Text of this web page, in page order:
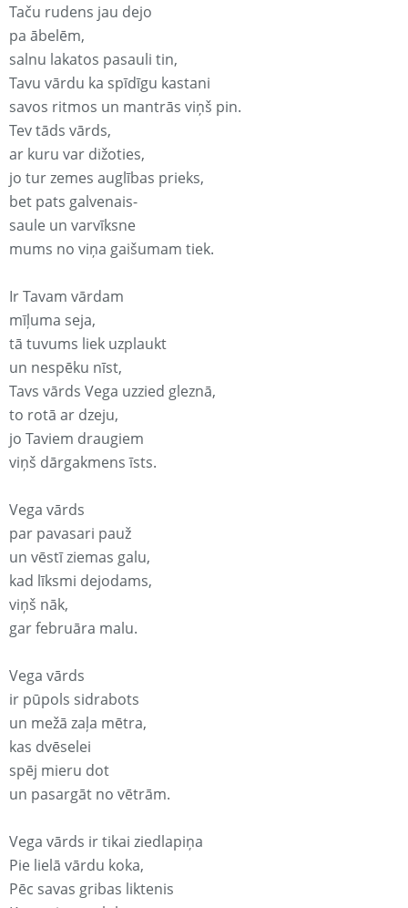
Taču rudens jau dejo
pa ābelēm,
salnu lakatos pasauli tin,
Tavu vārdu ka spīdīgu kastani
savos ritmos un mantrās viņš pin.
Tev tāds vārds,
ar kuru var dižoties,
jo tur zemes auglības prieks,
bet pats galvenais-
saule un varvīksne
mums no viņa gaišumam tiek.
Ir Tavam vārdam
mīļuma seja,
tā tuvums liek uzplaukt
un nespēku nīst,
Tavs vārds Vega uzzied gleznā,
to rotā ar dzeju,
jo Taviem draugiem
viņš dārgakmens īsts.
Vega vārds
par pavasari pauž
un vēstī ziemas galu,
kad līksmi dejodams,
viņš nāk,
gar februāra malu.
Vega vārds
ir pūpols sidrabots
un mežā zaļa mētra,
kas dvēselei
spēj mieru dot
un pasargāt no vētrām.
Vega vārds ir tikai ziedlapiņa
Pie lielā vārdu koka,
Pēc savas gribas liktenis